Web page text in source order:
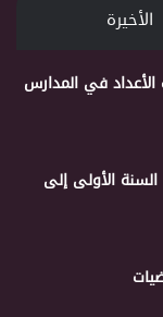
الأخيرة
في المدارس
السنة الأولى إلى